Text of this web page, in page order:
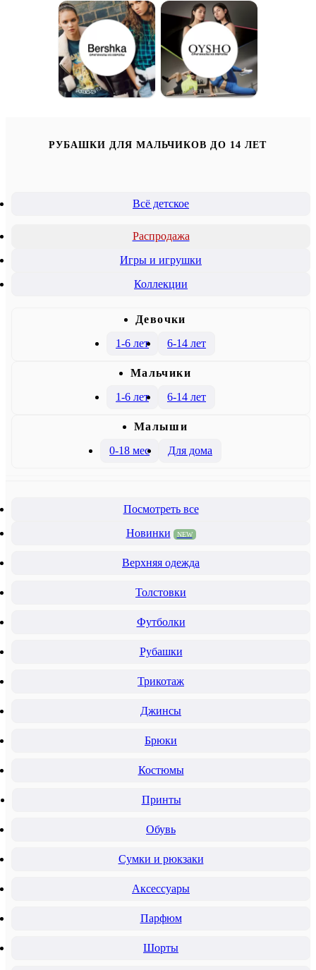
РУБАШКИ ДЛЯ МАЛЬЧИКОВ ДО 14 ЛЕТ
Всё детское
Распродажа
Игры и игрушки
Коллекции
Девочки
1-6 лет
6-14 лет
Mальчики
1-6 лет
6-14 лет
Малыши
0-18 мес
Для дома
Посмотреть все
Новинки
NEW
Верхняя одежда
Толстовки
Футболки
Рубашки
Трикотаж
Джинсы
Брюки
Костюмы
Принты
Обувь
Сумки и рюкзаки
Аксессуары
Парфюм
Шорты